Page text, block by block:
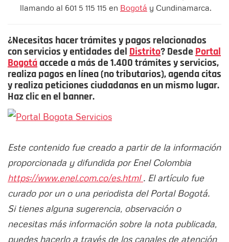
llamando al 601 5 115 115 en Bogotá y Cundinamarca.
¿Necesitas hacer trámites y pagos relacionados
con servicios y entidades del Distrito? Desde Portal
Bogotáaccede a más de 1.400 trámites y servicios,
realiza pagos en línea (no tributarios), agenda citas
y realiza peticiones ciudadanas en un mismo lugar.
Haz clic en el banner.
Este contenido fue creado a partir de la información
proporcionada y difundida por Enel Colombia
https://www.enel.com.co/es.html. El artículo fue
curado por un o una periodista del Portal Bogotá.
Si tienes alguna sugerencia, observación o
necesitas más información sobre la nota publicada,
puedes hacerlo a través de los canales de atención